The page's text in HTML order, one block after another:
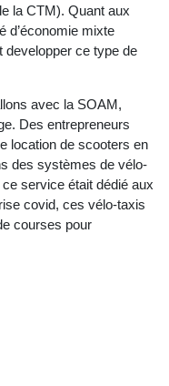
la CTM). Quant aux
d’économie mixte
developper ce type de
avec la SOAM,
Des entrepreneurs
location de scooters en
des systèmes de vélo-
service était dédié aux
covid, ces vélo-taxis
courses pour